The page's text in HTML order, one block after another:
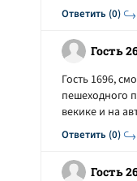
Ответить (0)
Гость
Ответить (0)
Гость 1696,
пешеходного
векике и на
Гость